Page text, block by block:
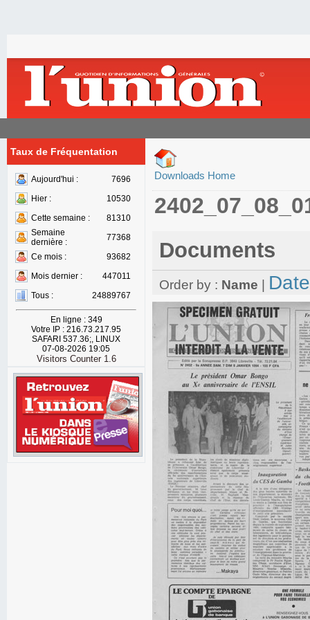
Taux de Fréquentation
Aujourd'hui :
7696
Hier :
10530
Cette semaine :
81310
Semaine
dernière :
77368
Ce mois :
93682
Mois dernier :
447011
Tous :
24889767
En ligne : 349
Votre IP : 216.73.217.95
SAFARI 537.36;, LINUX
07-08-2026 19:05
Visitors Counter 1.6
Downloads Home
Documents
Order by : Name Date